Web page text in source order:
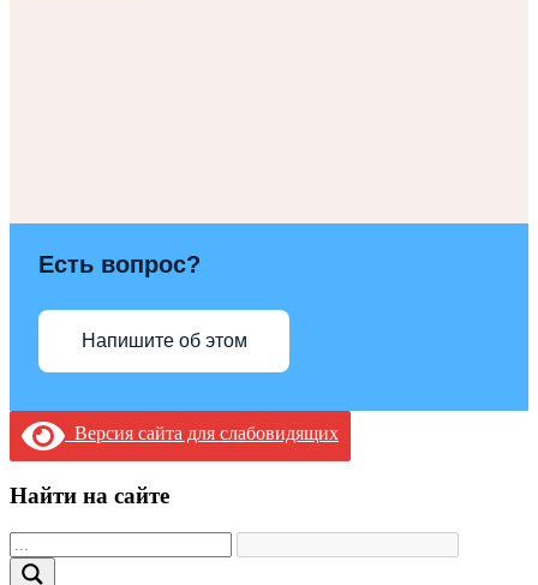
Есть вопрос?
Напишите об этом
Версия сайта для слабовидящих
Найти на сайте